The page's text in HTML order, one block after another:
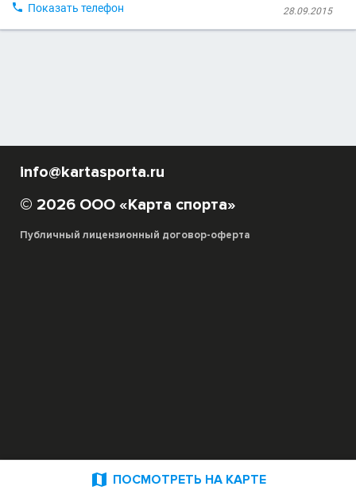
28.09.2015
 Показать телефон
 ПОСМОТРЕТЬ НА КАРТЕ
info@kartasporta.ru
© 2026 ООО «Карта спорта»
Публичный лицензионный договор-оферта